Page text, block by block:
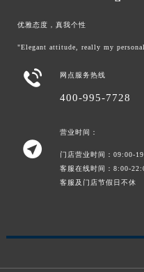
优雅态度，真我个性
"Elegant attitude, really my
 网点服务热线
400-995-7728

营业时间：
门店营业时间：09:00-
客服在线时间：8:00-
客服及门店节假日不休